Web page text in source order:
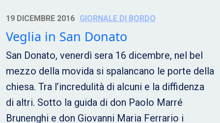
19 DICEMBRE 2016 GIORNALE DI BORDO
Veglia in San Donato
San Donato, venerdì sera 16 dicembre, nel bel
mezzo della movida si spalancano le porte della
chiesa. Tra l’incredulità di alcuni e la diffidenza
di altri. Sotto la guida di don Paolo Marré
Brunenghi e don Giovanni Maria Ferrario i